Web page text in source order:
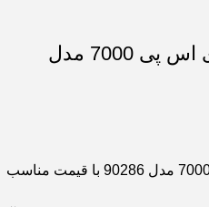
ماشین اصلاح خط زن دی اس پی 7000 مدل
ماشین اصلاح خط زن دی اس پی 7000 مدل 90286 با قیمت مناسب